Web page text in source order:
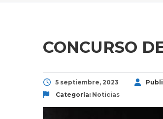
CONCURSO
5 septiembre, 2023
Categoría: Noticias